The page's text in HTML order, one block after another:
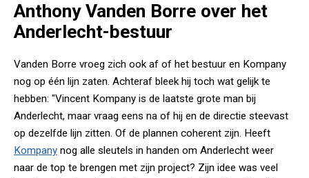
Anthony Vanden Borre over het
Anderlecht-bestuur
Vanden Borre vroeg zich ook af of het bestuur en Kompany
nog op één lijn zaten. Achteraf bleek hij toch wat gelijk te
hebben: "Vincent Kompany is de laatste grote man bij
Anderlecht, maar vraag eens na of hij en de directie steevast
op dezelfde lijn zitten. Of de plannen coherent zijn. Heeft
Kompany nog alle sleutels in handen om Anderlecht weer
naar de top te brengen met zijn project? Zijn idee was veel